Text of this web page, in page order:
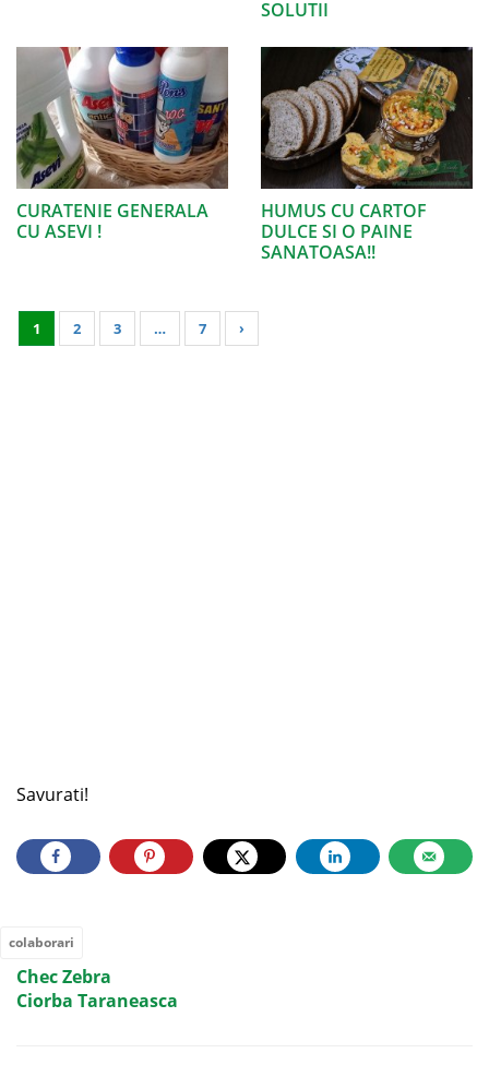
SOLUTII
CURATENIE GENERALA
CU ASEVI !
HUMUS CU CARTOF
DULCE SI O PAINE
SANATOASA!!
1 2 3 … 7 ›
Savurati!
colaborari
Chec Zebra
Ciorba Taraneasca